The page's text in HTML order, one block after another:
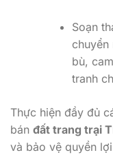
Soạn
bù,
tranh
Thực hiện đầy đủ
bán đất trang trại
và bảo vệ quyền